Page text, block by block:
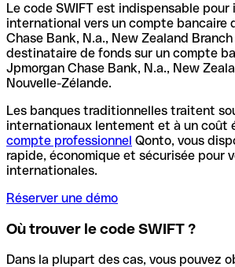
Le code SWIFT est indispensable
international vers un compte bancaire
Chase Bank, N.a., New Zealand
destinataire de fonds sur un compte
Jpmorgan Chase Bank, N.a., New
Nouvelle-Zélande.
Les banques traditionnelles traitent
internationaux lentement et à un coût
compte professionnel Qonto, vous
rapide, économique et sécurisée pour
internationales.
Réserver une démo
Où trouver le code SWIFT ?
Dans la plupart des cas, vous pouvez